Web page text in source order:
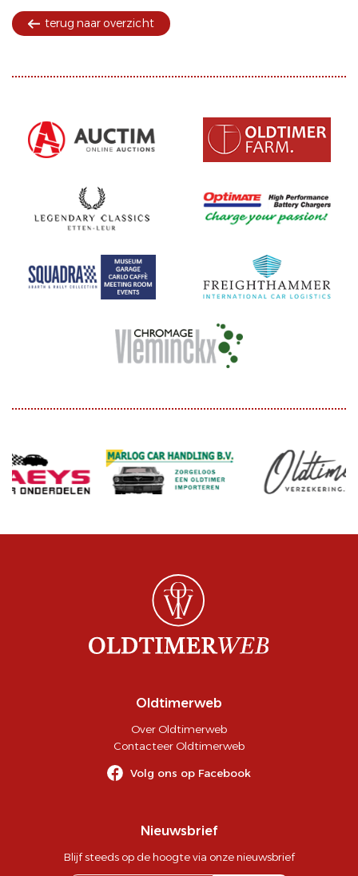
terug naar overzicht
Oldtimerweb
Over Oldtimerweb
Contacteer Oldtimerweb
Volg ons op Facebook
Nieuwsbrief
Blijf steeds op de hoogte via onze nieuwsbrief